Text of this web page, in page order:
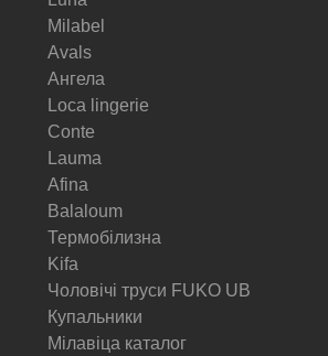
Milabel
Avals
Ангела
Loca lingerie
Conte
Lauma
Afina
Balaloum
Термобілизна
Kifa
Чоловічі труси FUKO UB
Купальники
Мілавіца каталог